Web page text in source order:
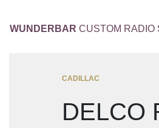
WUNDERBAR CUSTOM RADIO
CADILLAC
DELCO